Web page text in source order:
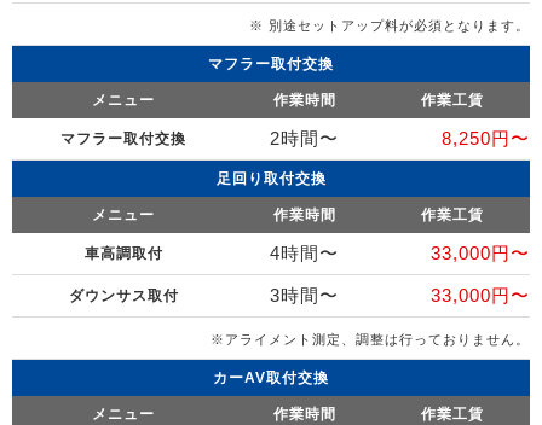
※ 別途セットアップ料が必須となります。
マフラー取付交換
メニュー 作業時間 作業工賃
マフラー取付交換 2時間〜 8,250円〜
足回り取付交換
メニュー 作業時間 作業工賃
車高調取付 4時間〜 33,000円〜
ダウンサス取付 3時間〜 33,000円〜
※アライメント測定、調整は行っておりません。
カーAV取付交換
メニュー 作業時間 作業工賃